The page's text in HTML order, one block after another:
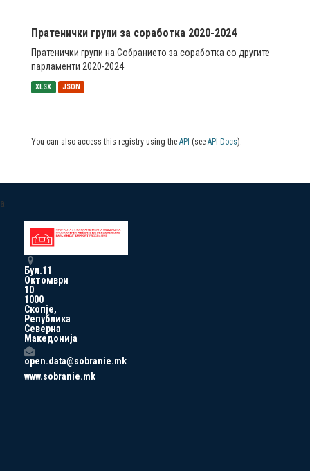
Пратенички групи за соработка 2020-2024
Пратенички групи на Собранието за соработка со другите
парламенти 2020-2024
XLSX JSON
You can also access this registry using the API (see API Docs).
a
Бул.11
Октомври
10
1000
Скопје,
Република
Северна
Македонија
open.data@sobranie.mk
www.sobranie.mk